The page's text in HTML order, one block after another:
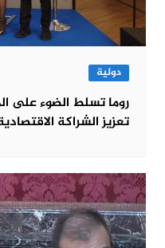
دولية
روما تسلط الضوء على
تعزيز الشراكة